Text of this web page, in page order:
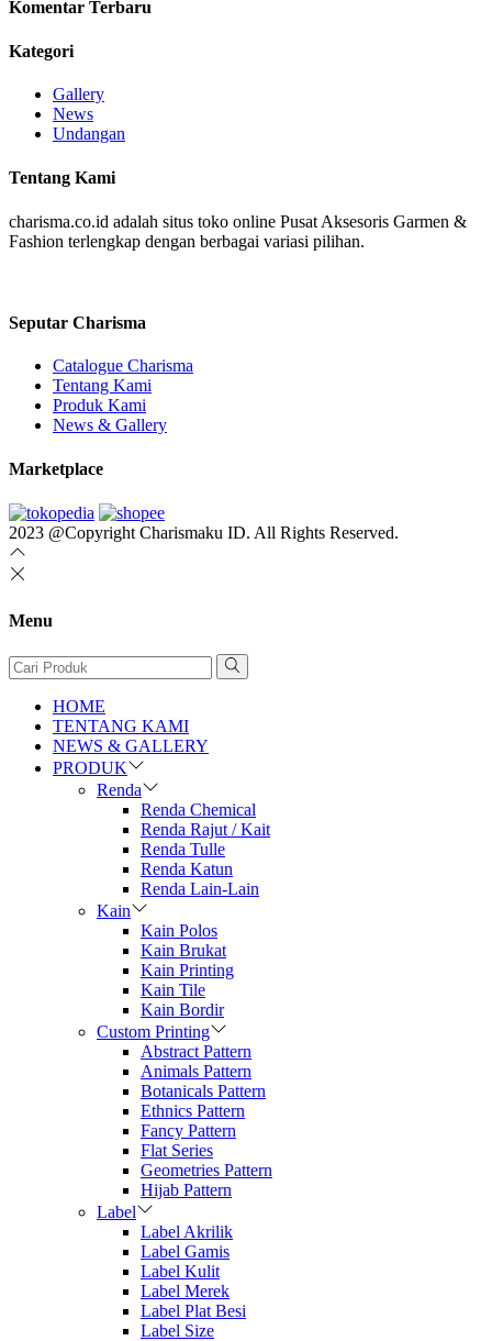
Komentar Terbaru
Kategori
Gallery
News
Undangan
Tentang Kami
charisma.co.id adalah situs toko online Pusat Aksesoris Garmen &
Fashion terlengkap dengan berbagai variasi pilihan.
Seputar Charisma
Catalogue Charisma
Tentang Kami
Produk Kami
News & Gallery
Marketplace
2023 @Copyright Charismaku ID. All Rights Reserved.
Menu
HOME
TENTANG KAMI
NEWS & GALLERY
PRODUK
Renda
Renda Chemical
Renda Rajut / Kait
Renda Tulle
Renda Katun
Renda Lain-Lain
Kain
Kain Polos
Kain Brukat
Kain Printing
Kain Tile
Kain Bordir
Custom Printing
Abstract Pattern
Animals Pattern
Botanicals Pattern
Ethnics Pattern
Fancy Pattern
Flat Series
Geometries Pattern
Hijab Pattern
Label
Label Akrilik
Label Gamis
Label Kulit
Label Merek
Label Plat Besi
Label Size